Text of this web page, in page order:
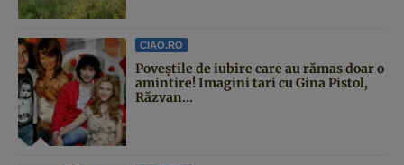
CIAO.RO
Poveştile de iubire care au rămas doar o
amintire! Imagini tari cu Gina Pistol,
Răzvan...